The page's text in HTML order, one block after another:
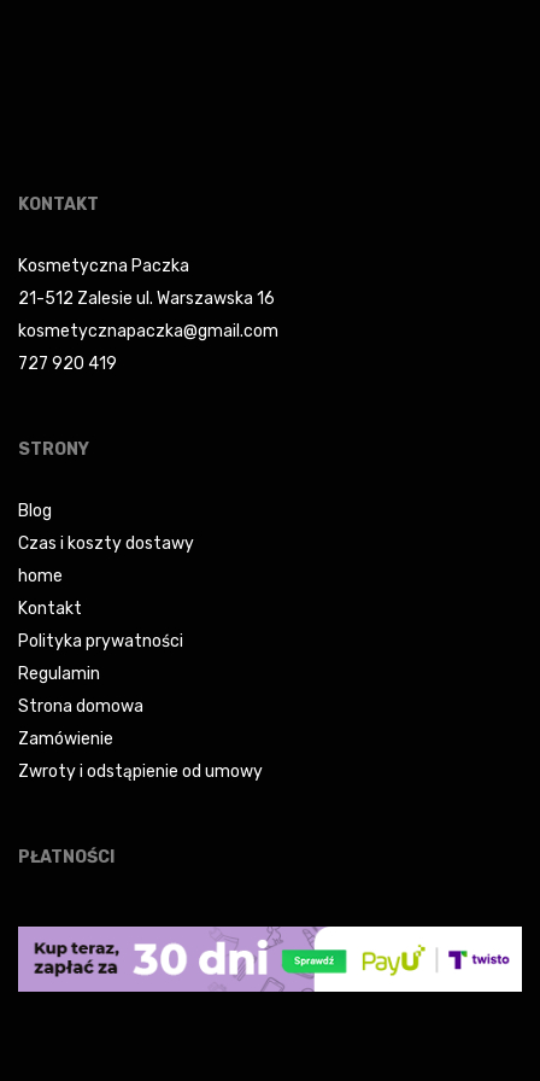
KONTAKT
Kosmetyczna Paczka
21-512 Zalesie ul. Warszawska 16
kosmetycznapaczka@gmail.com
727 920 419
STRONY
Blog
Czas i koszty dostawy
home
Kontakt
Polityka prywatności
Regulamin
Strona domowa
Zamówienie
Zwroty i odstąpienie od umowy
PŁATNOŚCI